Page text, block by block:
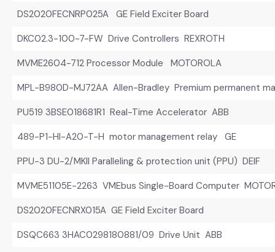
DS2020FECNRP025A GE Field Exciter Board
DKC02.3-100-7-FW Drive Controllers REXROTH
MVME2604-712 Processor Module MOTOROLA
MPL-B980D-MJ72AA Allen-Bradley Premium permanent
PU519 3BSE018681R1 Real-Time Accelerator ABB
489-P1-HI-A20-T-H motor management relay GE
PPU-3 DU-2/MKII Paralleling & protection unit (PPU) DEIF
MVME51105E-2263 VMEbus Single-Board Computer
DS2020FECNRX015A GE Field Exciter Board
DSQC663 3HAC0298180881/09 Drive Unit ABB